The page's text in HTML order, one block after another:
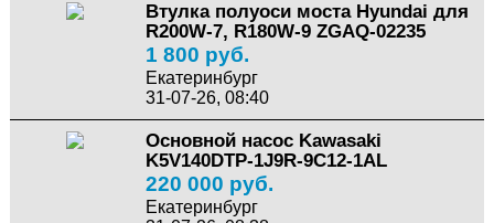
Втулка полуоси моста Hyundai для
R200W-7, R180W-9 ZGAQ-02235
1 800 руб.
Екатеринбург
31-07-26, 08:40
Основной насос Kawasaki
K5V140DTP-1J9R-9C12-1AL
220 000 руб.
Екатеринбург